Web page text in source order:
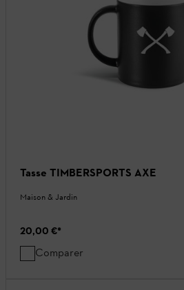
Tasse TIMBERSPORTS AXE
Maison & Jardin
20,00 €*
Comparer